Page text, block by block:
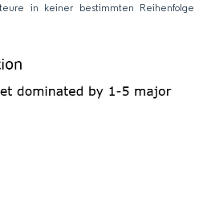
in keiner bestimmten Reihenfolge